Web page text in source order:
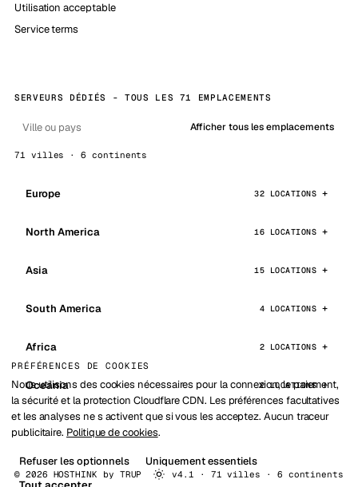
Utilisation acceptable
Service terms
SERVEURS DÉDIÉS - TOUS LES 71 EMPLACEMENTS
Afficher tous les emplacements
71 villes · 6 continents
Europe 32 LOCATIONS
North America 16 LOCATIONS
Asia 15 LOCATIONS
South America 4 LOCATIONS
Africa 2 LOCATIONS
Oceania 2 LOCATIONS
© 2026 HOSTHINK by TRUP v4.1 · 71 villes · 6 continents
PRÉFÉRENCES DE COOKIES
Nous utilisons des cookies nécessaires pour la connexion, le paiement,
la sécurité et la protection Cloudflare CDN. Les préférences facultatives
et les analyses ne s activent que si vous les acceptez. Aucun traceur
publicitaire. Politique de cookies.
Refuser les optionnels
Uniquement essentiels